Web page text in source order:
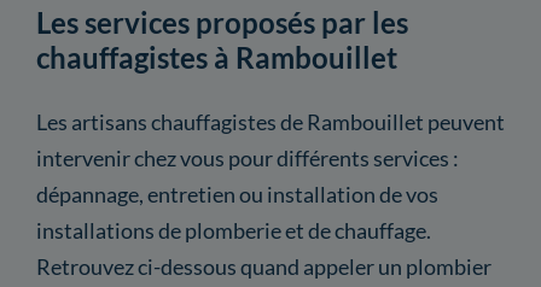
Les services proposés par les
chauffagistes à Rambouillet
Les artisans chauffagistes de Rambouillet peuvent
intervenir chez vous pour différents services :
dépannage, entretien ou installation de vos
installations de plomberie et de chauffage.
Retrouvez ci-dessous quand appeler un plombier